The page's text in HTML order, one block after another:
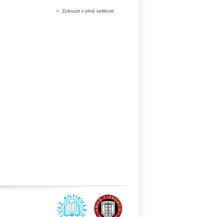
» Zobrazit v plné velikosti